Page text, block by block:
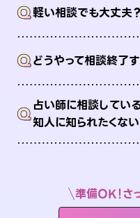
Q軽い相談でも大丈夫？
Qどうやって相談終了
Q占い師に相談してい
知人に知られたくない
準備OK！さ